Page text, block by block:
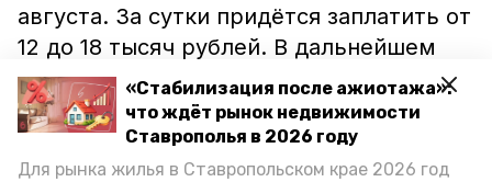
«Стабилизация после ажиотажа»:
что ждёт рынок недвижимости
Ставрополья в 2026 году
Для рынка жилья в Ставропольском крае 2026 год
августа. За сутки придётся заплатить от
12 до 18 тысяч рублей. В дальнейшем
предприниматели планируют
организовать для гостей экскурсии по
КМВ.